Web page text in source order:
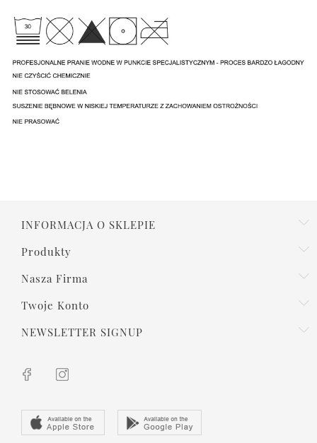
INFORMACJA O SKLEPIE
Produkty
Nasza Firma
Twoje Konto
NEWSLETTER SIGNUP